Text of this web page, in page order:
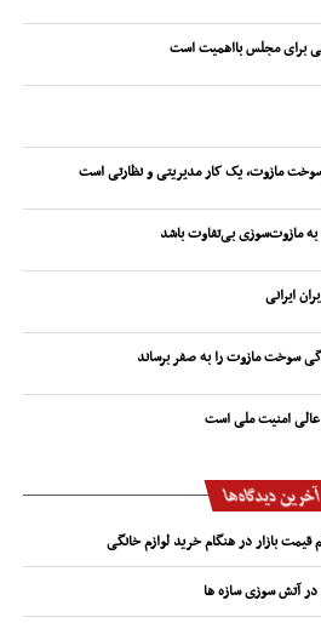
برای مجلس بااهمیت است
مازوت، یک کار مدیریتی و نظارتی است
به مازوت‌سوزی بی‌تفاوت باشد
ایرانی
سوخت مازوت را به صفر برساند
امنیت ملی است
آخرین دیدگاه‌ها
بازار در هنگام خرید لوازم خانگی
در آتش سوزی سازه ها